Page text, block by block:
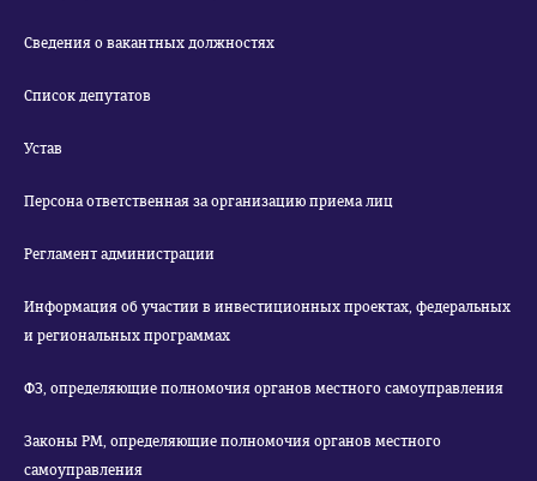
Сведения о вакантных должностях
Список депутатов
Устав
Персона ответственная за организацию приема лиц
Регламент администрации
Информация об участии в инвестиционных проектах, федеральных
и региональных программах
ФЗ, определяющие полномочия органов местного самоуправления
Законы РМ, определяющие полномочия органов местного
самоуправления